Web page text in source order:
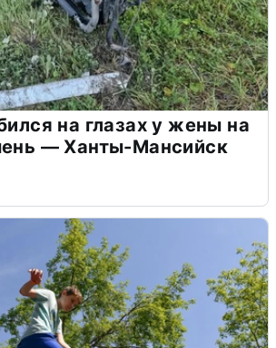
на глазах у жены на
— Ханты-Мансийск